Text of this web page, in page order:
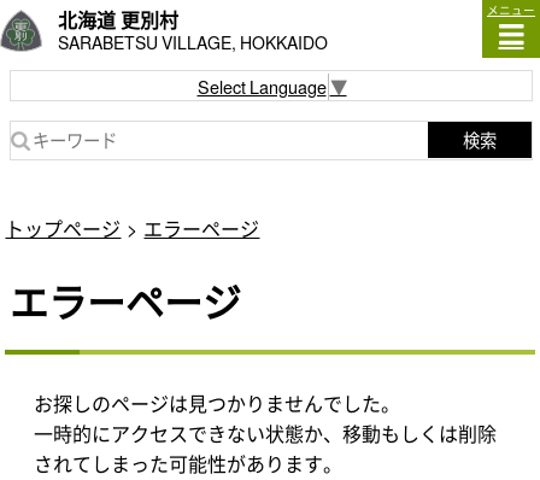
北海道 更別村
SARABETSU VILLAGE, HOKKAIDO
メニュー
Select Language▼
検索
トップページ エラーページ
エラーページ
お探しのページは見つかりませんでした。
一時的にアクセスできない状態か、移動もしくは削除
されてしまった可能性があります。